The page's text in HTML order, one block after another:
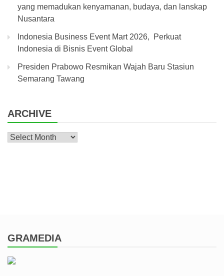
yang memadukan kenyamanan, budaya, dan lanskap
Nusantara
Indonesia Business Event Mart 2026, Perkuat
Indonesia di Bisnis Event Global
Presiden Prabowo Resmikan Wajah Baru Stasiun
Semarang Tawang
ARCHIVE
Archive
GRAMEDIA